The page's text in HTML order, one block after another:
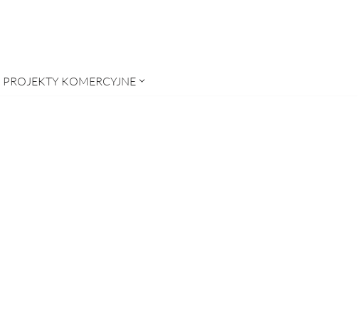
PROJEKTY KOMERCYJNE